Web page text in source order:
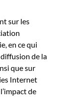
sur les
en ce qui
de la
que sur
Internet
de